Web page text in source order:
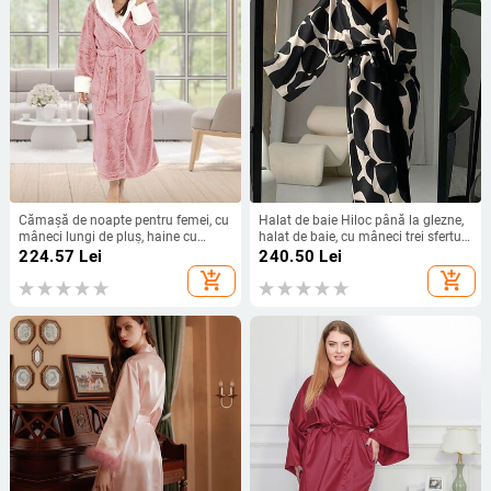
Cămașă de noapte pentru femei, cu
mâneci lungi de pluș, haine cu
glugă îngroșate, culoare solidă,
genunchi, talie strânsă, toamnă
224.57 Lei
add_shopping_cart
Halat de baie Hiloc până la glezne,
halat de baie, cu mâneci trei sferturi,
halat de iarnă pentru femei,
240.50 Lei
add_shopping_cart